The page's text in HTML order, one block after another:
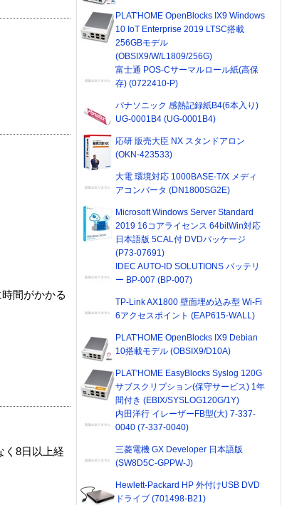
間がかかる
く8日以上経
PLAT'HOME OpenBlocks IX9 Windows
10 IoT Enterprise 2019 LTSC搭載
256GBモデル
(OBSIX9/W/L1809/256G)
富士通 POS-Cサーマルロール紙(高保
存) (0722410-P)
パナソニック 感熱記録紙B4(6本入り)
UG-0001B4 (UG-0001B4)
応研 販売大臣 NX スタンドアロン
(OKN-423533)
大電 環境対応 1000BASE-T/X メディ
アコンバータ (DN1800SG2E)
Microsoft Windows Server Standard
2019 16コアライセンス 64bitWin対応
日本語版 5CAL付 DVDパッケージ
(P73-07691)
IDEC AUTO-ID SOLUTIONS バッテリ
ー BP-007 (BP-007)
TP-Link AX1800 壁面埋め込み型 Wi-Fi
6アクセスポイント (EAP615-WALL)
PLAT'HOME OpenBlocks IX9 Debian
10搭載モデル (OBSIX9/D10A)
PLAT'HOME EasyBlocks Syslog 120G
サブスクリプション(保守サービス) 1年
間付き (EBIX/SYSLOG120G/1Y)
内田洋行 イレーザーFB型(大) 7-337-
0040 (7-337-0040)
三菱電機 GX Developer 日本語版
(SW8D5C-GPPW-J)
Hewlett-Packard HP 外付けUSB DVD
ドライブ (701498-B21)